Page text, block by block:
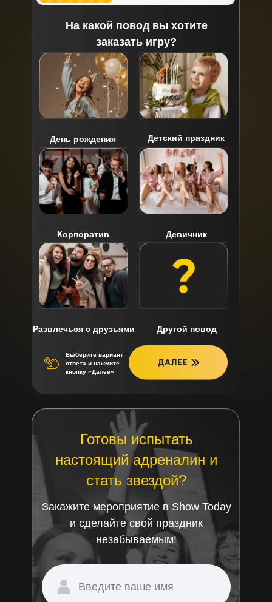
На какой повод вы хотите
заказать игру?
Выберите вариант
ответа и нажмите
кнопку «Далее»
День рождения Детский праздник
Корпоратив Девичник
Развлечься с друзьями Другой повод
Готовы испытать
настоящий адреналин и
стать звездой?
Закажите мероприятие в Show Today
и сделайте свой праздник
незабываемым!